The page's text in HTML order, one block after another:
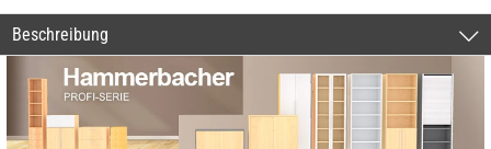
Beschreibung